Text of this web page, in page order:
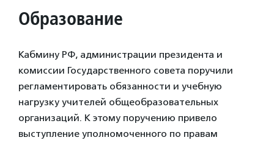
Образование
Кабмину РФ, администрации президента и
комиссии Государственного совета поручили
регламентировать обязанности и учебную
нагрузку учителей общеобразовательных
организаций. К этому поручению привело
выступление уполномоченного по правам